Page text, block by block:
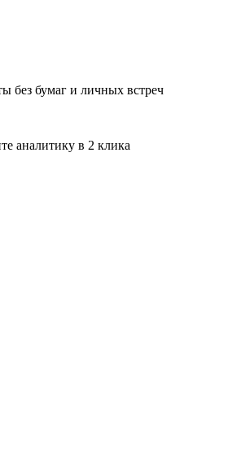
без бумаг и личных встреч
аналитику в 2 клика